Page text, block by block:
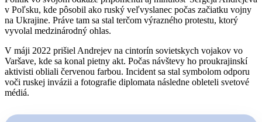
v Poľsku, kde pôsobil ako ruský veľvyslanec počas začiatku vojny
na Ukrajine. Práve tam sa stal terčom výrazného protestu, ktorý
vyvolal medzinárodný ohlas.
V máji 2022 prišiel Andrejev na cintorín sovietskych vojakov vo
Varšave, kde sa konal pietny akt. Počas návštevy ho proukrajinskí
aktivisti obliali červenou farbou. Incident sa stal symbolom odporu
voči ruskej invázii a fotografie diplomata následne obleteli svetové
médiá.